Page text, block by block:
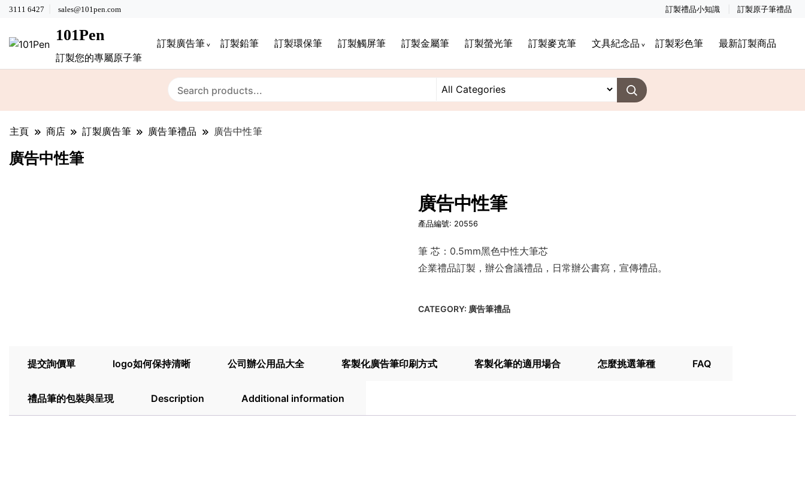
3111 6427 sales@101pen.com 訂製禮品小知識 訂製原子筆禮品
101Pen
訂製您的專屬原子筆
訂製廣告筆 訂製鉛筆 訂製環保筆 訂製觸屏筆 訂製金屬筆 訂製螢光筆 訂製麥克筆 文具紀念品 訂製彩色筆 最新訂製商品
主頁 商店 訂製廣告筆 廣告筆禮品 廣告中性筆
廣告中性筆
廣告中性筆
產品編號: 20556
筆 芯：0.5mm黑色中性大筆芯
企業禮品訂製，辦公會議禮品，日常辦公書寫，宣傳禮品。
CATEGORY: 廣告筆禮品
提交詢價單 logo如何保持清晰 公司辦公用品大全 客製化廣告筆印刷方式 客製化筆的適用場合 怎麼挑選筆種 FAQ
禮品筆的包裝與呈現 Description Additional information